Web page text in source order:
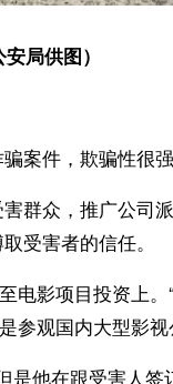
局供图）
案件，欺骗性很强
群众，推广公司
受害者的信任。
电影项目投资上
观国内大型影
他在跟受害人